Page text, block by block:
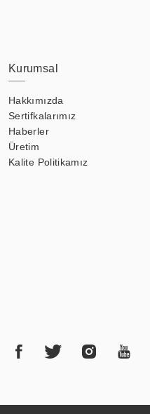
Kurumsal
Hakkımızda
Sertifkalarımız
Haberler
Üretim
Kalite Politikamız